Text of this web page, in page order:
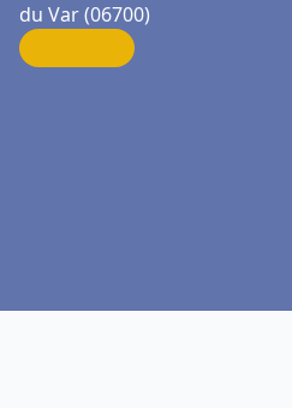
du Var (06700)